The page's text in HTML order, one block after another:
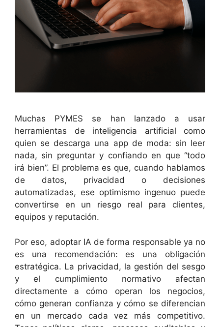
Muchas PYMES se han lanzado a usar
herramientas de inteligencia artificial como
quien se descarga una app de moda: sin leer
nada, sin preguntar y confiando en que “todo
irá bien”. El problema es que, cuando hablamos
de datos, privacidad o decisiones
automatizadas, ese optimismo ingenuo puede
convertirse en un riesgo real para clientes,
equipos y reputación.
Por eso, adoptar IA de forma responsable ya no
es una recomendación: es una obligación
estratégica. La privacidad, la gestión del sesgo
y el cumplimiento normativo afectan
directamente a cómo operan los negocios,
cómo generan confianza y cómo se diferencian
en un mercado cada vez más competitivo.